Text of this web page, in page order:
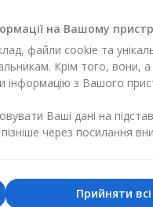
на Вашому
файли cookie та
Крім того, вони,
інформацію з Вашого
Ваші дані на
через посилання
Прийняти всі